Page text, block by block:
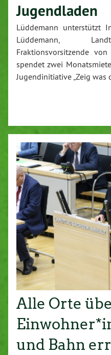
Jugendladen
Lüddemann unterstützt
Lüddemann,
Fraktionsvorsitzende von
spendet zwei
Jugendinitiative „Zeig was
Alle Orte
und Bahn